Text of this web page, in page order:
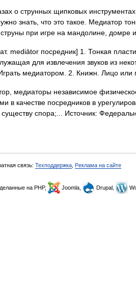
о струнных щипковых
знать, что это такое. Медиатор
при игре на мандолине, домре
mediātor посредник] 1. Тонкая
для извлечения звуков из
медиатором. 2. Книжн. Лицо
медиаторы независимое
в качестве посредников в
спора;... Источник:
связь: Техподдержка Реклама на сайте
на PHP, Joomla, Drupal,